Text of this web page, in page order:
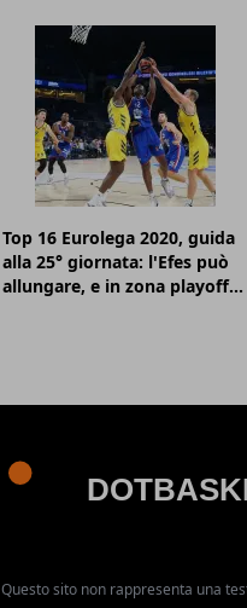
Top 16 Eurolega 2020, guida
alla 25° giornata: l'Efes può
allungare, e in zona playoff...
Questo sito non rappresenta una